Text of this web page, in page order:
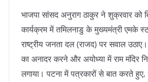
भाजपा सांसद अनुराग ठाकुर ने शुक्रवार को
कार्यक्रम में तमिलनाडु के मुख्यमंत्री एमके
राष्ट्रीय जनता दल (राजद) पर सवाल
का अनादर करने और अयोध्या में राम मंदिर
लगाया। पटना में पत्रकारों से बात करते